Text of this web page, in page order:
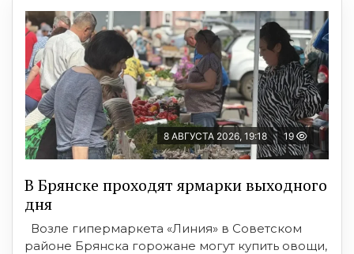
8 АВГУСТА 2026, 19:18 19
В Брянске проходят ярмарки выходного
дня
Возле гипермаркета «Линия» в Советском
районе Брянска горожане могут купить овощи,